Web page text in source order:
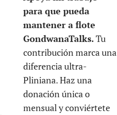
para que pueda
mantener a flote
GondwanaTalks.Tu
contribución marca una
diferencia ultra-
Pliniana. Haz una
donación única o
mensual y conviértete